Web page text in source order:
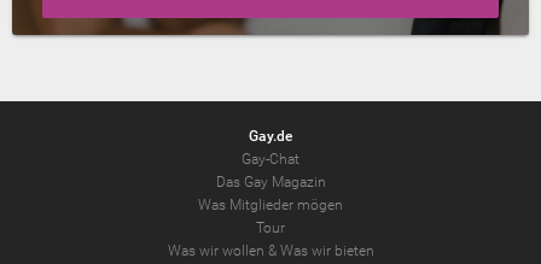
Gay.de
Gay-Chat
Das Gay Magazin
Was Mitglieder mögen
Tour
Was wir wollen & Was wir bieten